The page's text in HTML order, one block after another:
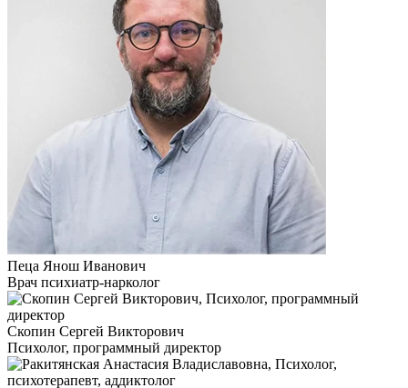
Пеца Янош Иванович
Врач психиатр-нарколог
Скопин Сергей Викторович
Психолог, программный директор